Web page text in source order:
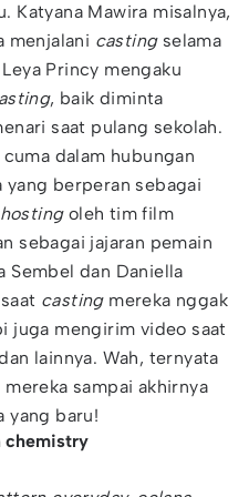
Katyana Mawira misalnya,
menjalani castingselama
Princy mengaku
, baik diminta
saat pulang sekolah.
dalam hubungan
yang berperan sebagai
oleh tim film
sebagai jajaran pemain
Sembel dan Daniella
castingmereka nggak
juga mengirim video saat
lainnya. Wah, ternyata
sampai akhirnya
yang baru!
chemistry